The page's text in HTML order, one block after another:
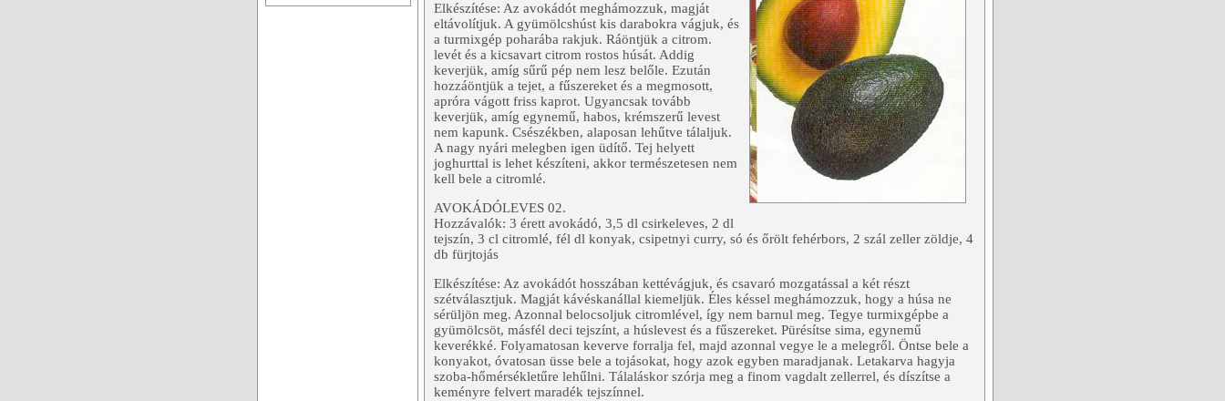
Elkészítése: Az avokádót meghámozzuk, magját
eltávolítjuk. A gyümölcshúst kis darabokra vágjuk, és
a turmixgép poharába rakjuk. Ráöntjük a citrom.
levét és a kicsavart citrom rostos húsát. Addig
keverjük, amíg sűrű pép nem lesz belőle. Ezután
hozzáöntjük a tejet, a fűszereket és a megmosott,
apróra vágott friss kaprot. Ugyancsak tovább
keverjük, amíg egynemű, habos, krémszerű levest
nem kapunk. Csészékben, alaposan lehűtve tálaljuk.
A nagy nyári melegben igen üdítő. Tej helyett
joghurttal is lehet készíteni, akkor természetesen nem
kell bele a citromlé.
AVOKÁDÓLEVES 02.
Hozzávalók: 3 érett avokádó, 3,5 dl csirkeleves, 2 dl
tejszín, 3 cl citromlé, fél dl konyak, csipetnyi curry, só és őrölt fehérbors, 2 szál zeller zöldje, 4
db fürjtojás
Elkészítése: Az avokádót hosszában kettévágjuk, és csavaró mozgatással a két részt
szétválasztjuk. Magját kávéskanállal kiemeljük. Éles késsel meghámozzuk, hogy a húsa ne
sérüljön meg. Azonnal belocsoljuk citromlével, így nem barnul meg. Tegye turmixgépbe a
gyümölcsöt, másfél deci tejszínt, a húslevest és a fűszereket. Pürésítse sima, egynemű
keverékké. Folyamatosan keverve forralja fel, majd azonnal vegye le a melegről. Öntse bele a
konyakot, óvatosan üsse bele a tojásokat, hogy azok egyben maradjanak. Letakarva hagyja
szoba-hőmérsékletűre lehűlni. Tálaláskor szórja meg a finom vagdalt zellerrel, és díszítse a
keményre felvert maradék tejszínnel.